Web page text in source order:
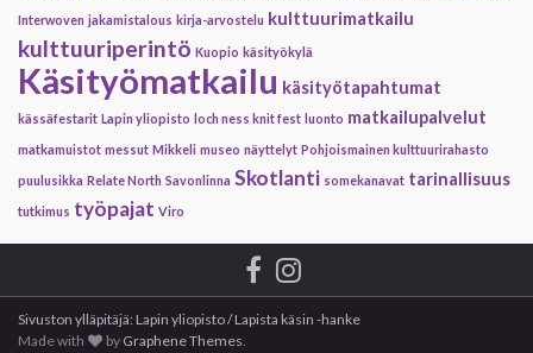
Interwoven jakamistalous kirja-arvostelu kulttuurimatkailu
kulttuuriperintö Kuopio käsityökylä
Käsityömatkailu käsityötapahtumat
kässäfestarit Lapin yliopisto loch ness knit fest luonto matkailupalvelut
matkamuistot messut Mikkeli museo näyttelyt Pohjoismainen kulttuurirahasto
puulusikka Relate North Savonlinna Skotlanti somekanavat tarinallisuus
tutkimus työpajat Viro
Sivuston ylläpitäjä: Lapin yliopisto / Lapista käsin -hanke
Made with
by Graphene Themes